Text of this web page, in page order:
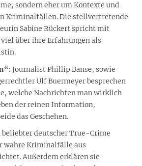
sondern eher um Kontexte und
Kriminalfällen. Die stellvertretende
Sabine Rückert spricht mit
über ihre Erfahrungen als
: Journalist Phillip Banse, sowie
Ulf Buermeyer besprechen
welche Nachrichten man wirklich
der reinen Information,
das Geschehen.
beliebter deutscher True-Crime
wahre Kriminalfälle aus
Außerdem erklären sie